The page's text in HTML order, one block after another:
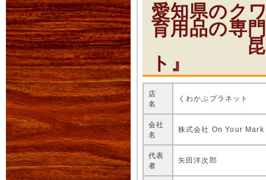
愛知県のク
育用品の専
昆虫シ
ト』
店
名
くわかぶプラネット
会社
名
株式会社 On Your Mark
代表
者
矢田洋次郎